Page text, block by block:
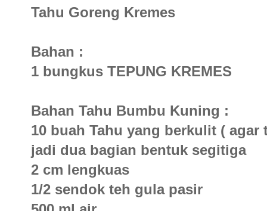
Tahu Goreng Kremes
Bahan :
1 bungkus TEPUNG KREMES
Bahan Tahu Bumbu Kuning :
10 buah Tahu yang berkulit (
jadi dua bagian bentuk segitiga
2 cm lengkuas
1/2 sendok teh gula pasir